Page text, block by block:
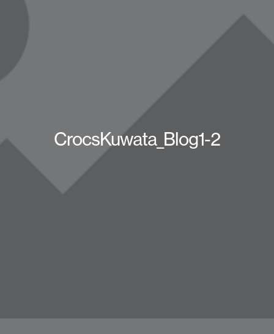
CrocsKuwata_Blog1-2